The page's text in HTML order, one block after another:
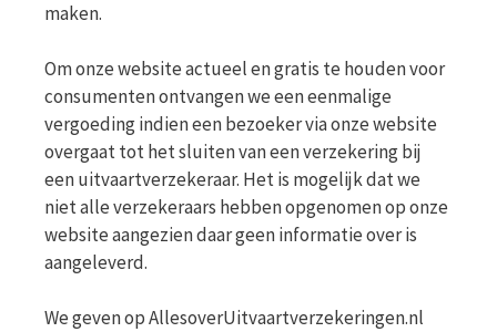
maken.
Om onze website actueel en gratis te houden voor
consumenten ontvangen we een eenmalige
vergoeding indien een bezoeker via onze website
overgaat tot het sluiten van een verzekering bij
een uitvaartverzekeraar. Het is mogelijk dat we
niet alle verzekeraars hebben opgenomen op onze
website aangezien daar geen informatie over is
aangeleverd.
We geven op AllesoverUitvaartverzekeringen.nl